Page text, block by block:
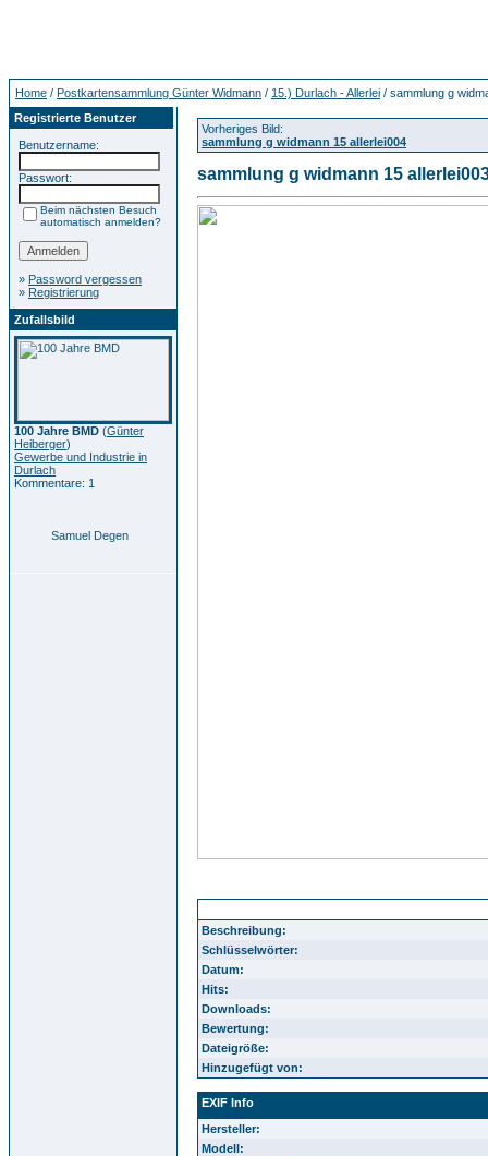
Home / Postkartensammlung Günter Widmann / 15.) Durlach - Allerlei / sammlung g
Registrierte Benutzer
Benutzername:
Passwort:
Beim nächsten Besuch
automatisch anmelden?
» Password vergessen
» Registrierung
Zufallsbild
100 Jahre BMD (Günter
Heiberger)
Gewerbe und Industrie in
Durlach
Kommentare: 1
Samuel Degen
Vorheriges Bild:
sammlung g widmann 15 allerlei004
sammlung g widmann 15
Beschreibung:
Schlüsselwörter:
Datum:
Hits:
Downloads:
Bewertung:
Dateigröße:
Hinzugefügt von:
EXIF Info
Hersteller:
Modell: